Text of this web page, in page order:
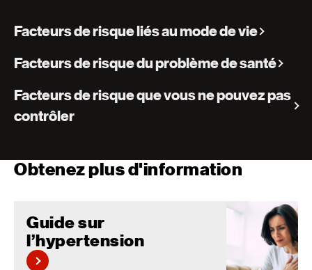
Facteurs de risque liés au mode de vie
Facteurs de risque du problème de santé
Facteurs de risque que vous ne pouvez pas
contrôler
Obtenez plus d'information
Guide sur
l’hypertension